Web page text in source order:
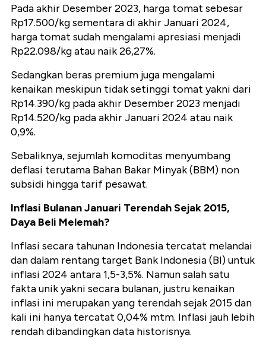
Pada akhir Desember 2023, harga tomat sebesar
Rp17.500/kg sementara di akhir Januari 2024,
harga tomat sudah mengalami apresiasi menjadi
Rp22.098/kg atau naik 26,27%.
Sedangkan beras premium juga mengalami
kenaikan meskipun tidak setinggi tomat yakni dari
Rp14.390/kg pada akhir Desember 2023 menjadi
Rp14.520/kg pada akhir Januari 2024 atau naik
0,9%.
Sebaliknya, sejumlah komoditas menyumbang
deflasi terutama Bahan Bakar Minyak (BBM) non
subsidi hingga tarif pesawat.
Inflasi Bulanan Januari Terendah Sejak 2015,
Daya Beli Melemah?
Inflasi secara tahunan Indonesia tercatat melandai
dan dalam rentang target Bank Indonesia (BI) untuk
inflasi 2024 antara 1,5-3,5%. Namun salah satu
fakta unik yakni secara bulanan, justru kenaikan
inflasi ini merupakan yang terendah sejak 2015 dan
kali ini hanya tercatat 0,04% mtm. Inflasi jauh lebih
rendah dibandingkan data historisnya.